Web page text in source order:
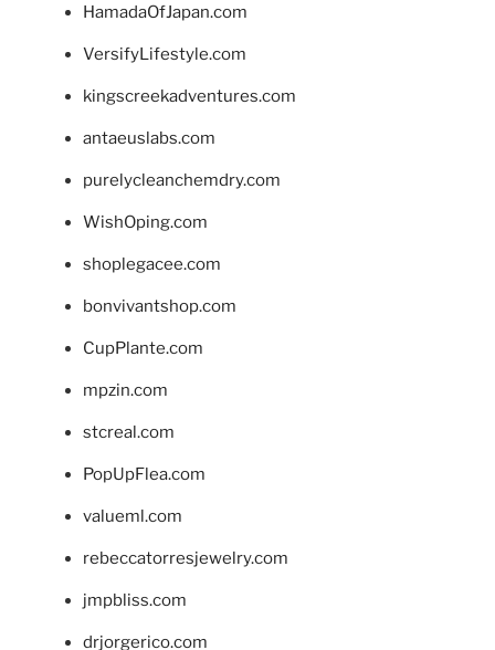
HamadaOfJapan.com
VersifyLifestyle.com
kingscreekadventures.com
antaeuslabs.com
purelycleanchemdry.com
WishOping.com
shoplegacee.com
bonvivantshop.com
CupPlante.com
mpzin.com
stcreal.com
PopUpFlea.com
valueml.com
rebeccatorresjewelry.com
jmpbliss.com
drjorgerico.com